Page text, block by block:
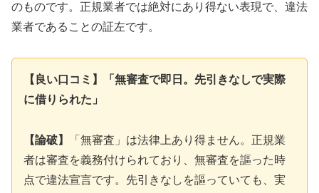
のものです。正規業者では絶対にあり得ない表現で、違法
業者であることの証左です。
【良い口コミ】「無審査で即日。先引きなしで実際
に借りられた」
【論破】
「無審査」は法律上あり得ません。正規業
者は審査を義務付けられており、無審査を謳った時
点で違法宣言です。先引きなしを謳っていても、実